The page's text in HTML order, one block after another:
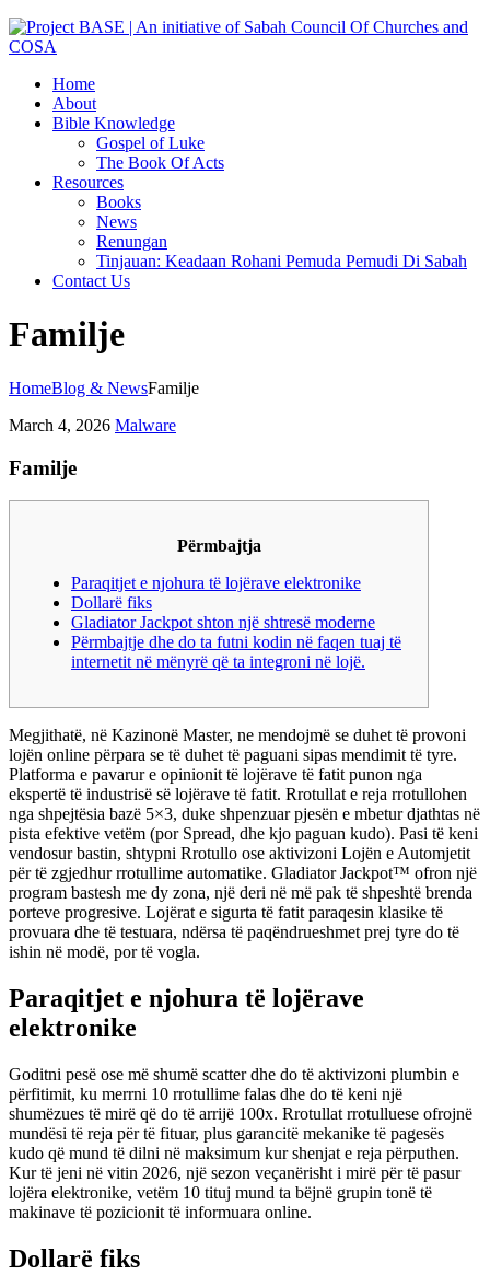
Home
About
Bible Knowledge
Gospel of Luke
The Book Of Acts
Resources
Books
News
Renungan
Tinjauan: Keadaan Rohani Pemuda Pemudi Di Sabah
Contact Us
Familje
HomeBlog & NewsFamilje
March 4, 2026 Malware
Familje
Përmbajtja
Paraqitjet e njohura të lojërave elektronike
Dollarë fiks
Gladiator Jackpot shton një shtresë moderne
Përmbajtje dhe do ta futni kodin në faqen tuaj të
internetit në mënyrë që ta integroni në lojë.
Megjithatë, në Kazinonë Master, ne mendojmë se duhet të provoni
lojën online përpara se të duhet të paguani sipas mendimit të tyre.
Platforma e pavarur e opinionit të lojërave të fatit punon nga
ekspertë të industrisë së lojërave të fatit. Rrotullat e reja rrotullohen
nga shpejtësia bazë 5×3, duke shpenzuar pjesën e mbetur djathtas në
pista efektive vetëm (por Spread, dhe kjo paguan kudo). Pasi të keni
vendosur bastin, shtypni Rrotullo ose aktivizoni Lojën e Automjetit
për të zgjedhur rrotullime automatike. Gladiator Jackpot™ ofron një
program bastesh me dy zona, një deri në më pak të shpeshtë brenda
porteve progresive. Lojërat e sigurta të fatit paraqesin klasike të
provuara dhe të testuara, ndërsa të paqëndrueshmet prej tyre do të
ishin në modë, por të vogla.
Paraqitjet e njohura të lojërave
elektronike
Goditni pesë ose më shumë scatter dhe do të aktivizoni plumbin e
përfitimit, ku merrni 10 rrotullime falas dhe do të keni një
shumëzues të mirë që do të arrijë 100x. Rrotullat rrotulluese ofrojnë
mundësi të reja për të fituar, plus garancitë mekanike të pagesës
kudo që mund të dilni në maksimum kur shenjat e reja përputhen.
Kur të jeni në vitin 2026, një sezon veçanërisht i mirë për të pasur
lojëra elektronike, vetëm 10 tituj mund ta bëjnë grupin tonë të
makinave të pozicionit të informuara online.
Dollarë fiks